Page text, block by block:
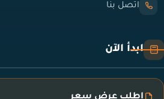
اتصل بنا
ابدأ الآن
اطلب عرض سعر